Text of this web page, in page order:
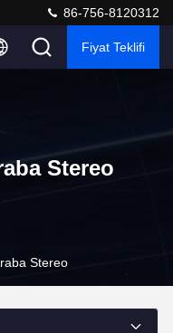
86-756-8120312
Fiyat Teklifi
Stereo
Stereo